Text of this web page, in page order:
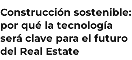
Construcción sostenible:
por qué la tecnología
será clave para el futuro
del Real Estate